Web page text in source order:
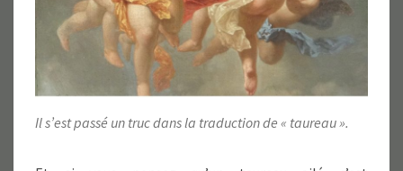
Il s’est passé un truc dans la traduction de « taureau ».